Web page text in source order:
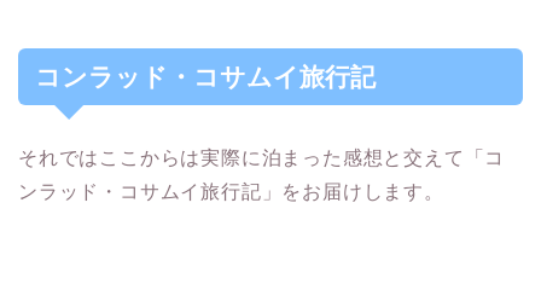
コンラッド・コサムイ旅行記
それではここからは実際に泊まった感想と交えて「コ
ンラッド・コサムイ旅行記」をお届けします。